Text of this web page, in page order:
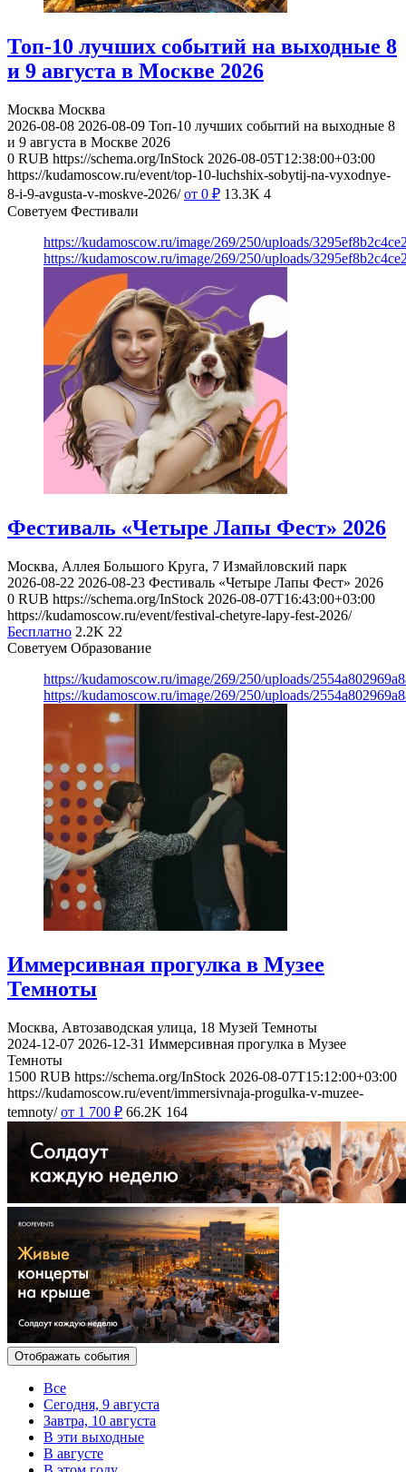
Топ-10 лучших событий на выходные 8
и 9 августа в Москве 2026
Москва Москва
2026-08-08 2026-08-09 Топ-10 лучших событий на выходные 8
и 9 августа в Москве 2026
0 RUB https://schema.org/InStock 2026-08-05T12:38:00+03:00
https://kudamoscow.ru/event/top-10-luchshix-sobytij-na-vyxodnye-
8-i-9-avgusta-v-moskve-2026/ от 0 ₽ 13.3K 4
Советуем Фестивали
https://kudamoscow.ru/image/269/250/uploads/
https://kudamoscow.ru/image/269/250/uploads/
Фестиваль «Четыре Лапы Фест» 2026
Москва, Аллея Большого Круга, 7 Измайловский парк
2026-08-22 2026-08-23 Фестиваль «Четыре Лапы Фест» 2026
0 RUB https://schema.org/InStock 2026-08-07T16:43:00+03:00
https://kudamoscow.ru/event/festival-chetyre-lapy-fest-2026/
Бесплатно 2.2K 22
Советуем Образование
https://kudamoscow.ru/image/269/250/uploads/
https://kudamoscow.ru/image/269/250/uploads/
Иммерсивная прогулка в Музее
Темноты
Москва, Автозаводская улица, 18 Музей Темноты
2024-12-07 2026-12-31 Иммерсивная прогулка в Музее
Темноты
1500 RUB https://schema.org/InStock 2026-08-07T15:12:00+03:00
https://kudamoscow.ru/event/immersivnaja-progulka-v-muzee-
temnoty/ от 1 700 ₽ 66.2K 164
Отображать события
Все
Сегодня, 9 августа
Завтра, 10 августа
В эти выходные
В августе